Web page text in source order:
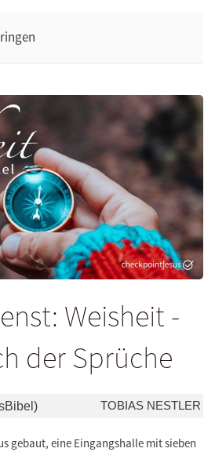
Weisheit -
der Sprüche
TOBIAS NESTLER
gebaut, eine Eingangshalle mit sieben